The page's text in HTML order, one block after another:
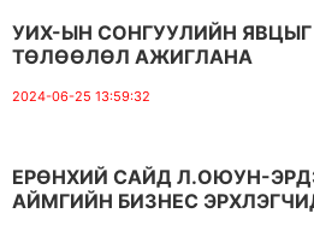
УИХ-ЫН СОНГУУЛИЙН
ТӨЛӨӨЛӨЛ АЖИГЛАНА
2024-06-25 13:59:32
ЕРӨНХИЙ САЙД Л.ОЮУН-
АЙМГИЙН БИЗНЕС